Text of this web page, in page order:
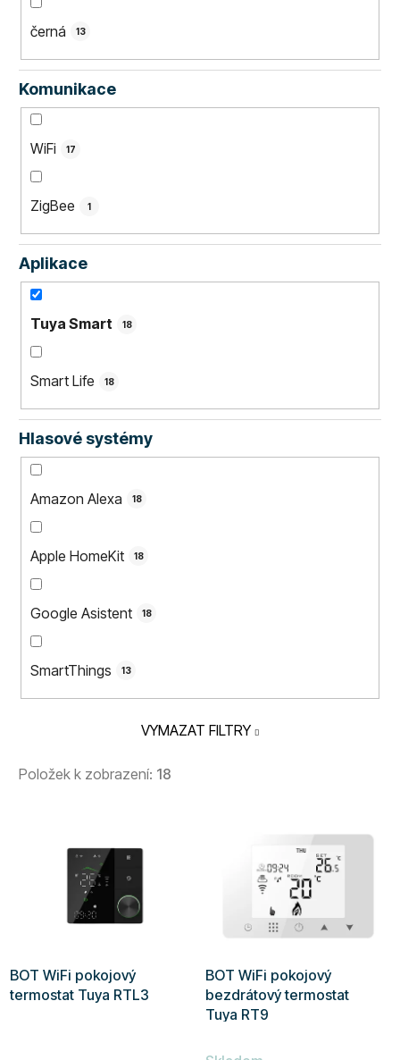
černá 13
Komunikace
WiFi 17
ZigBee 1
Aplikace
Tuya Smart 18
Smart Life 18
Hlasové systémy
Amazon Alexa 18
Apple HomeKit 18
Google Asistent 18
SmartThings 13
VYMAZAT FILTRY
Položek k zobrazení: 18
r
o
BOT WiFi pokojový
termostat Tuya RTL3
BOT WiFi pokojový
bezdrátový termostat
Tuya RT9